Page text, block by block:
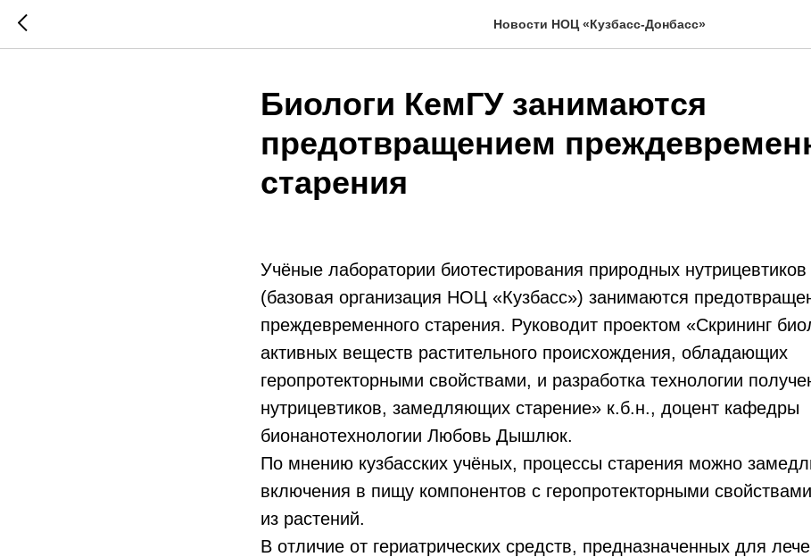
Новости НОЦ «Кузбасс-Донбасс»
Биологи КемГУ занимаются
предотвращением
старения
Учёные лаборатории биотестирования природных
(базовая организация НОЦ «Кузбасс») занимаются
преждевременного старения. Руководит проектом «Скрининг
активных веществ растительного происхождения, обладающих
геропротекторными свойствами, и разработка технологии
нутрицевтиков, замедляющих старение» к.б.н., доцент кафедры
бионанотехнологии Любовь Дышлюк.
По мнению кузбасских учёных, процессы старения можно
включения в пищу компонентов с геропротекторными
из растений.
В отличие от гериатрических средств, предназначенных для